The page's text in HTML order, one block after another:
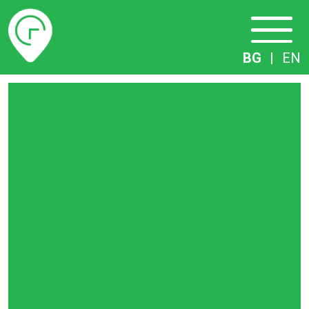
Разписание
BG | EN